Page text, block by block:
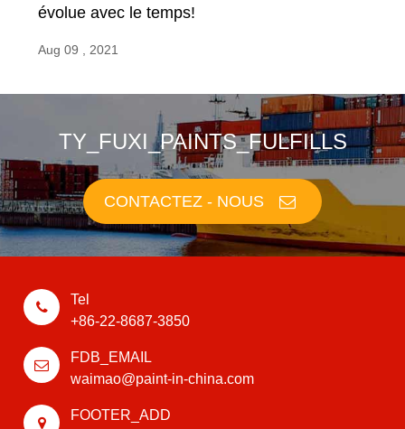
évolue avec le temps!
Aug 09 , 2021
TY_FUXI_PAINTS_FULFILLS
CONTACTEZ - NOUS
Tel
+86-22-8687-3850
FDB_EMAIL
waimao@paint-in-china.com
FOOTER_ADD